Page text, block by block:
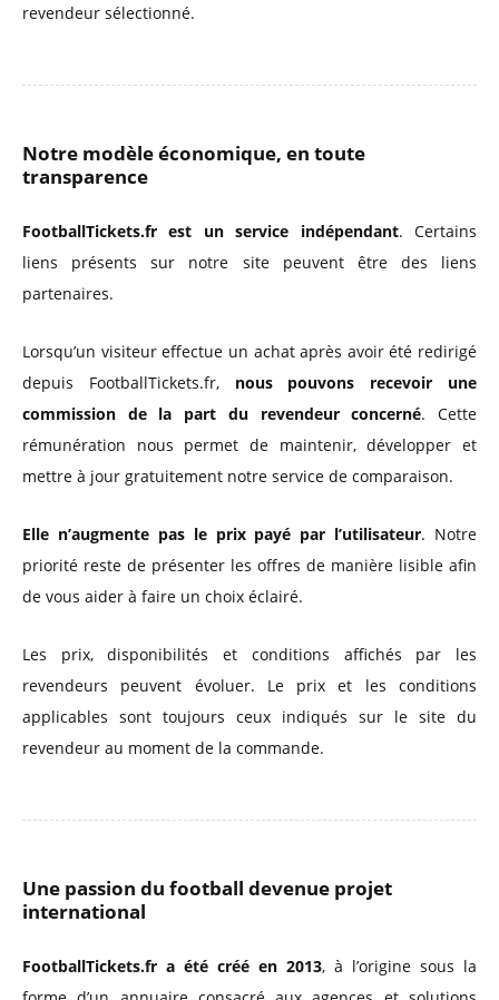
revendeur sélectionné.
Notre modèle économique, en toute
transparence
FootballTickets.fr est un service indépendant. Certains
liens présents sur notre site peuvent être des liens
partenaires.
Lorsqu’un visiteur effectue un achat après avoir été redirigé
depuis FootballTickets.fr, nous pouvons recevoir une
commission de la part du revendeur concerné. Cette
rémunération nous permet de maintenir, développer et
mettre à jour gratuitement notre service de comparaison.
Elle n’augmente pas le prix payé par l’utilisateur. Notre
priorité reste de présenter les offres de manière lisible afin
de vous aider à faire un choix éclairé.
Les prix, disponibilités et conditions affichés par les
revendeurs peuvent évoluer. Le prix et les conditions
applicables sont toujours ceux indiqués sur le site du
revendeur au moment de la commande.
Une passion du football devenue projet
international
FootballTickets.fr a été créé en 2013, à l’origine sous la